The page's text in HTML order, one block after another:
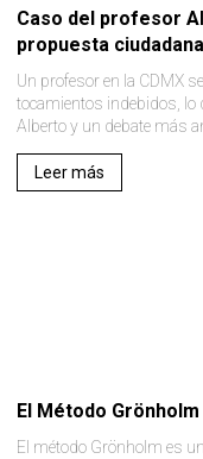
Caso del profesor
propuesta
Un profesor en la CDMX
tocamientos indebidos, lo
Alberto y un debate más
Leer más
El Método
El método Grönholm es